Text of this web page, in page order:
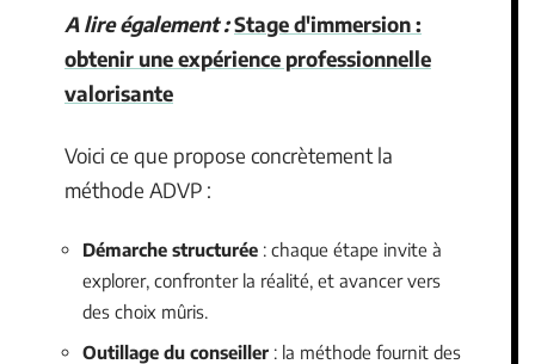
A lire également :Stage d'immersion :
obtenir une expérience professionnelle
valorisante
Voici ce que propose concrètement la
méthode ADVP :
Démarche structurée : chaque étape invite à
explorer, confronter la réalité, et avancer vers
des choix mûris.
Outillage du conseiller : la méthode fournit des